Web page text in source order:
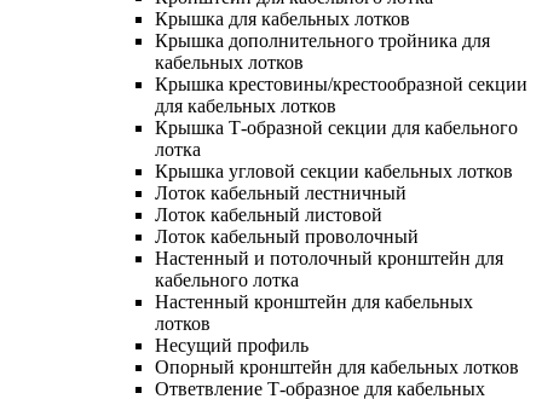
Крышка для кабельных лотков
Крышка дополнительного тройника для
кабельных лотков
Крышка крестовины/крестообразной секции
для кабельных лотков
Крышка Т-образной секции для кабельного
лотка
Крышка угловой секции кабельных лотков
Лоток кабельный лестничный
Лоток кабельный листовой
Лоток кабельный проволочный
Настенный и потолочный кронштейн для
кабельного лотка
Настенный кронштейн для кабельных
лотков
Несущий профиль
Опорный кронштейн для кабельных лотков
Ответвление Т-образное для кабельных